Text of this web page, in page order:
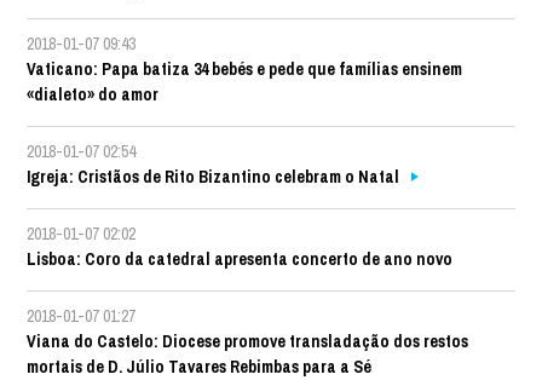
2018-01-07 09:43
Vaticano: Papa batiza 34 bebés e pede que famílias ensinem
«dialeto» do amor
2018-01-07 02:54
Igreja: Cristãos de Rito Bizantino celebram o Natal
2018-01-07 02:02
Lisboa: Coro da catedral apresenta concerto de ano novo
2018-01-07 01:27
Viana do Castelo: Diocese promove transladação dos restos
mortais de D. Júlio Tavares Rebimbas para a Sé